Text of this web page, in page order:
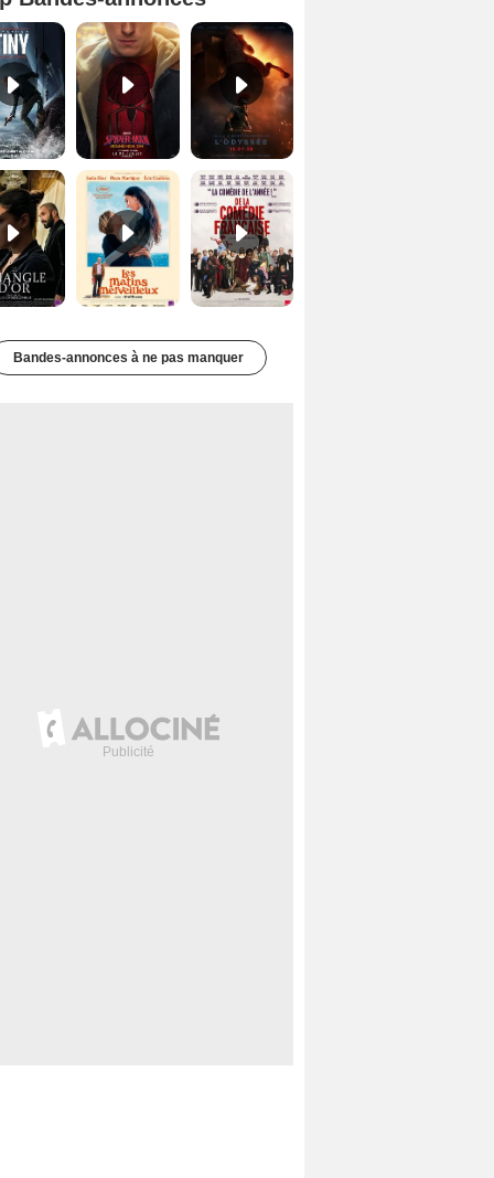
Mutiny Bande-annonce VO STFR Spider-Man: Brand New Day Bande-annonce VO STFR
Le Triangle d'or Bande-annonce VF De la Comédie-Française Teaser VF
Bandes-annonces à ne pas manquer